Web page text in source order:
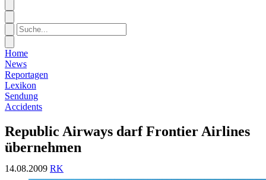
Home
News
Reportagen
Lexikon
Sendung
Accidents
Republic Airways darf Frontier Airlines
übernehmen
14.08.2009 RK